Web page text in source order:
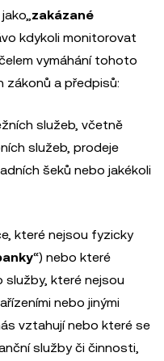
zakázané
kdykoli monitorovat
vymáhání tohoto
a předpisů:
služeb, včetně
služeb, prodeje
šeků nebo jakékoli
které nejsou fyzicky
“) nebo které
které nejsou
nebo jinými
vztahují nebo které se
služby či činnosti,